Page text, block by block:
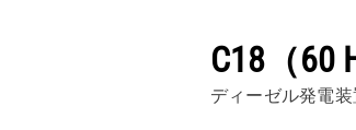
C18（60
ディーゼル発電装